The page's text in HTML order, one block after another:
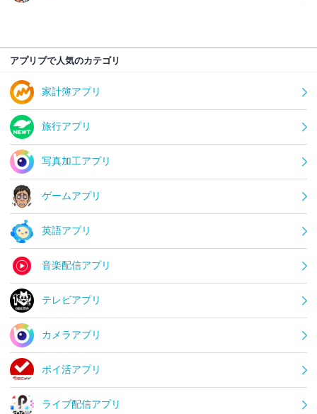
アプリブで人気のカテゴリ
家計簿アプリ
旅行アプリ
写真加工アプリ
ゲームアプリ
英語アプリ
音楽配信アプリ
テレビアプリ
カメラアプリ
ポイ活アプリ
ライブ配信アプリ